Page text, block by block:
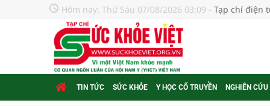
Hôm nay: Thứ Sáu 07/08/2026 03:09 - Tạp chí điện
TIN TỨC SỨC KHỎE Y HỌC CỔ TRUYỀN NGHIÊN CỨU